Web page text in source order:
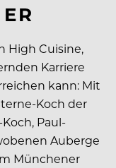
High Cuisine,
Karriere
kann: Mit
Koch der
Paul-
Auberge
Münchener